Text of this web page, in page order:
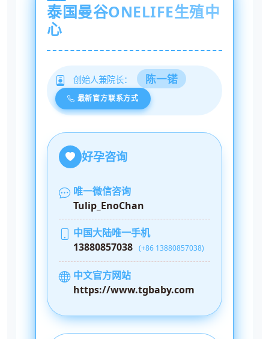
泰国曼谷ONELIFE生殖中
心
创始人兼院长： 陈一锘
最新官方联系方式
好孕咨询
唯一微信咨询
Tulip_EnoChan
中国大陆唯一手机
13880857038 (+86 13880857038)
中文官方网站
https://www.tgbaby.com